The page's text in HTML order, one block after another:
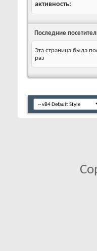
активность
Последние
Эта страница была
раз